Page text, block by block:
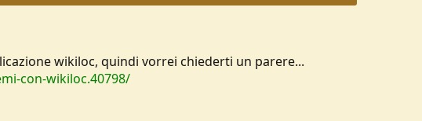
wikiloc, quindi vorrei chiederti un parere...
con-wikiloc.40798/